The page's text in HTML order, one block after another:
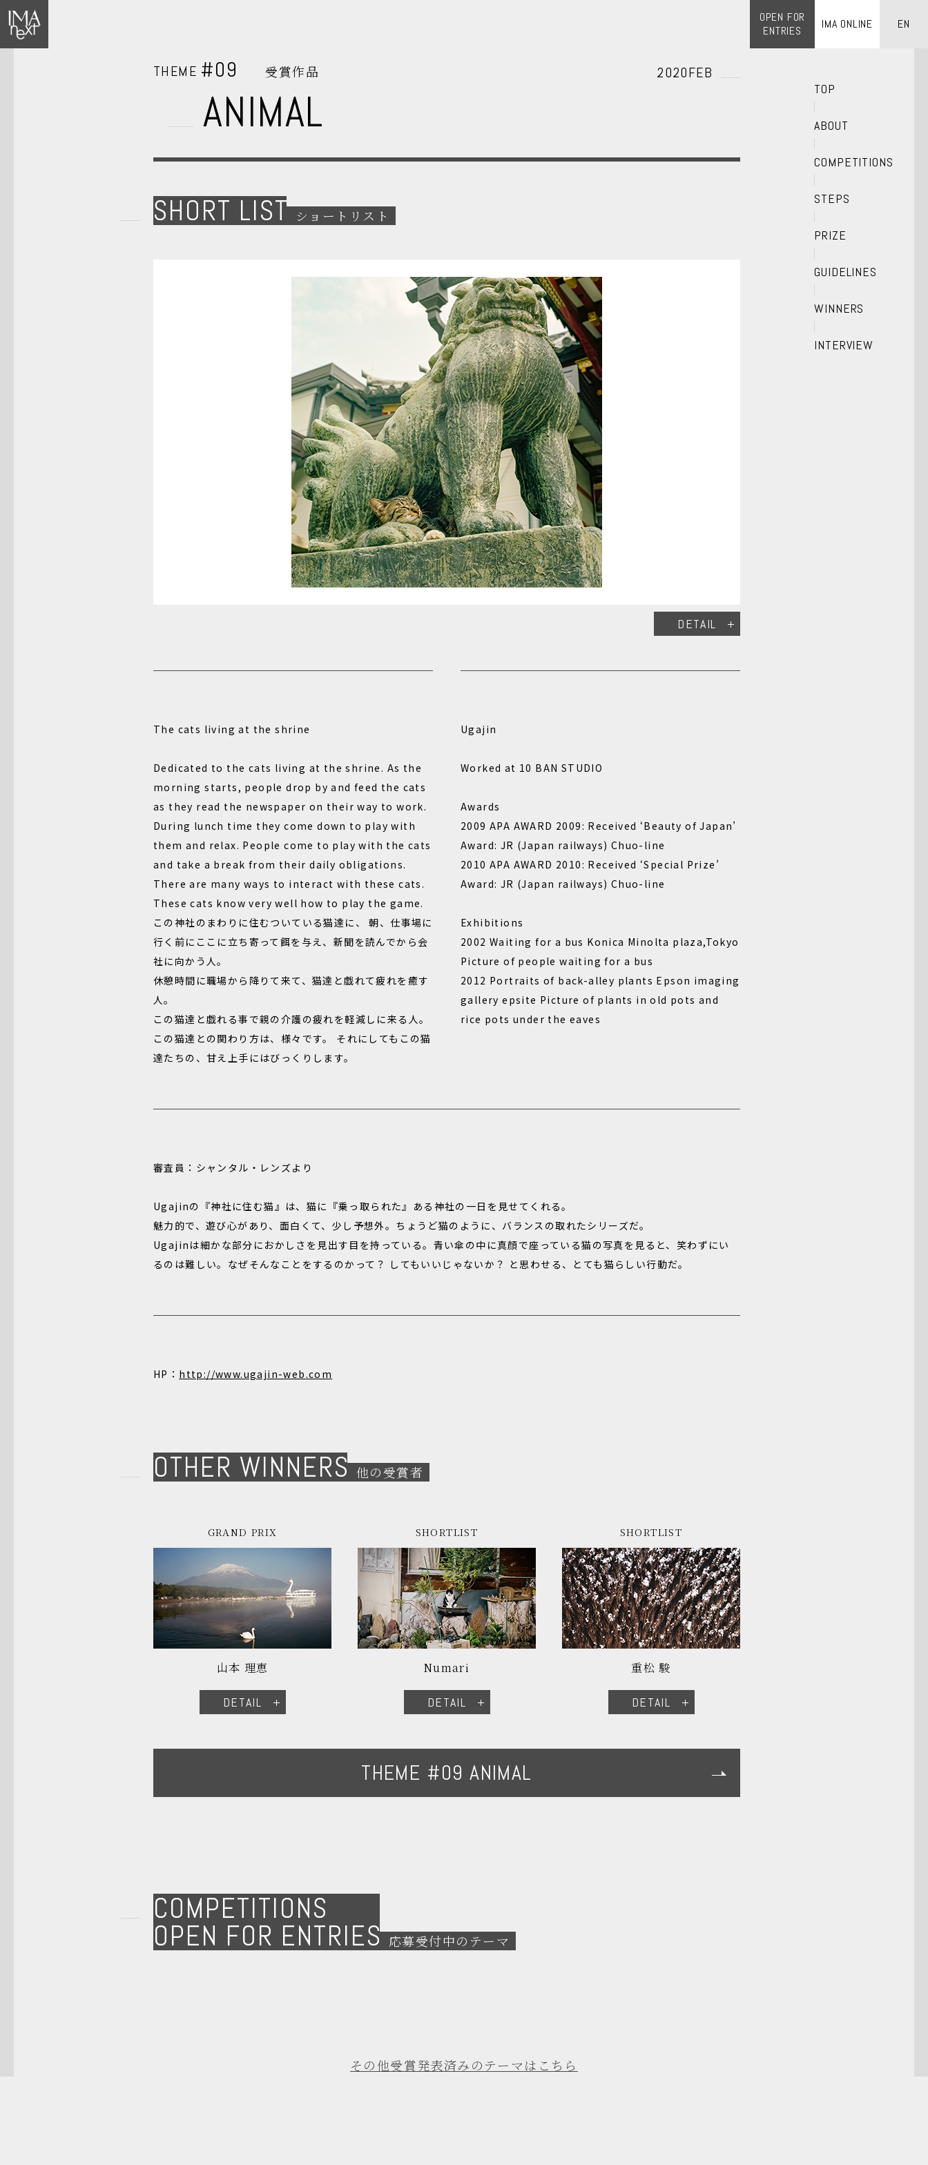
OPEN FOR
ENTRIES
EN
TOP
ABOUT
COMPETITIONS
STEPS
PRIZE
GUIDELINES
WINNERS
INTERVIEW
IMA ONLINE
THEME #09 受賞作品 2020FEB
ANIMAL
SHORT LIST ショートリスト
DETAIL
The cats living at the shrine
Dedicated to the cats living at the shrine. As the
morning starts, people drop by and feed the cats
as they read the newspaper on their way to work.
During lunch time they come down to play with
them and relax. People come to play with the cats
and take a break from their daily obligations.
There are many ways to interact with these cats.
These cats know very well how to play the game.
この神社のまわりに住むついている猫達に、 朝、仕事場に
行く前にここに立ち寄って餌を与え、新聞を読んでから会
社に向かう人。
休憩時間に職場から降りて来て、猫達と戯れて疲れを癒す
人。
この猫達と戯れる事で親の介護の疲れを軽減しに来る人。
この猫達との関わり方は、様々です。 それにしてもこの猫
達たちの、甘え上手にはびっくりします。
Ugajin
Worked at 10 BAN STUDIO
Awards
2009 APA AWARD 2009: Received ‘Beauty of Japan’
Award: JR (Japan railways) Chuo-line
2010 APA AWARD 2010: Received ‘Special Prize’
Award: JR (Japan railways) Chuo-line
Exhibitions
2002 Waiting for a bus Konica Minolta plaza,Tokyo
Picture of people waiting for a bus
2012 Portraits of back-alley plants Epson imaging
gallery epsite Picture of plants in old pots and
rice pots under the eaves
審査員：シャンタル・レンズより
Ugajinの『神社に住む猫』は、猫に『乗っ取られた』ある神社の一日を見せてくれる。
魅力的で、遊び心があり、面白くて、少し予想外。ちょうど猫のように、バランスの取れたシリーズだ。
Ugajinは細かな部分におかしさを見出す目を持っている。青い傘の中に真顔で座っている猫の写真を見ると、笑わずにい
るのは難しい。なぜそんなことをするのかって？ してもいいじゃないか？ と思わせる、とても猫らしい行動だ。
HP： http://www.ugajin-web.com
OTHER WINNERS 他の受賞者
GRAND PRIX
山本 理恵
DETAIL
SHORTLIST
Numari
DETAIL
SHORTLIST
重松 駿
DETAIL
THEME #09 ANIMAL
COMPETITIONS
OPEN FOR ENTRIES 応募受付中のテーマ
その他受賞発表済みのテーマはこちら